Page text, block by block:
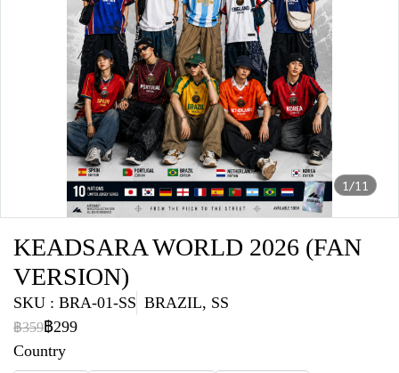
1/11
KEADSARA WORLD 2026 (FAN
VERSION)
SKU : BRA-01-SS BRAZIL, SS
฿359฿299
Country